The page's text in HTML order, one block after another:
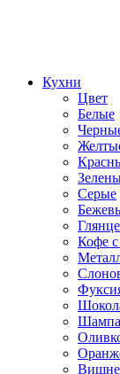
Кухни
Цвет
Белые
Серые
Кофе